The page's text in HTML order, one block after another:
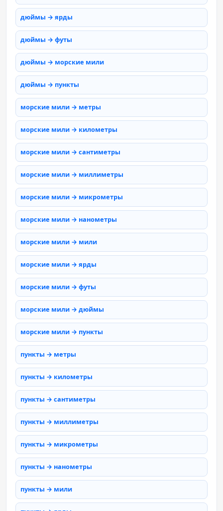
дюймы → ярды
дюймы → футы
дюймы → морские мили
дюймы → пункты
морские мили → метры
морские мили → километры
морские мили → сантиметры
морские мили → миллиметры
морские мили → микрометры
морские мили → нанометры
морские мили → мили
морские мили → ярды
морские мили → футы
морские мили → дюймы
морские мили → пункты
пункты → метры
пункты → километры
пункты → сантиметры
пункты → миллиметры
пункты → микрометры
пункты → нанометры
пункты → мили